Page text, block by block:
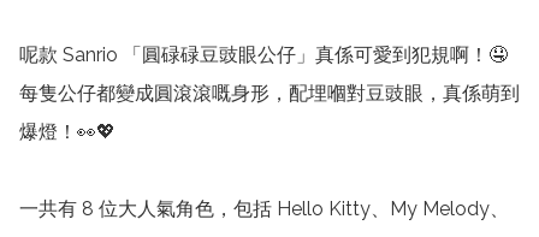
呢款 Sanrio 「圓碌碌豆豉眼公仔」真係可愛到犯規啊！🤤
每隻公仔都變成圓滾滾嘅身形，配埋嗰對豆豉眼，真係萌到
爆燈！👀💖
一共有 8 位大人氣角色，包括 Hello Kitty、My Melody、